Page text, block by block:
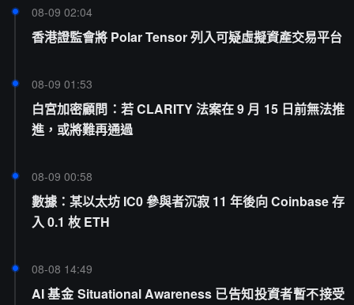
08-09 02:04
香港證監會將 Polar Tensor 列入可疑虛擬資產交易平台
08-09 01:53
白宮加密顧問：若 CLARITY 法案在 9 月 15 日前無法推
進，或將難再通過
08-09 00:58
數據：某以太坊 IC0 參與者沉寂 11 年後向 Coinbase 存
入 0.1 枚 ETH
08-08 14:49
AI 基金 Situational Awareness 已告知投資者暫不接受